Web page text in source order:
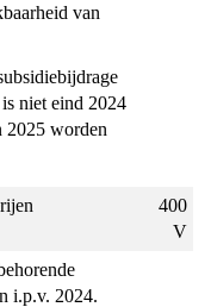
van
niet eind 2024
2025 worden
400
V
i.p.v. 2024.